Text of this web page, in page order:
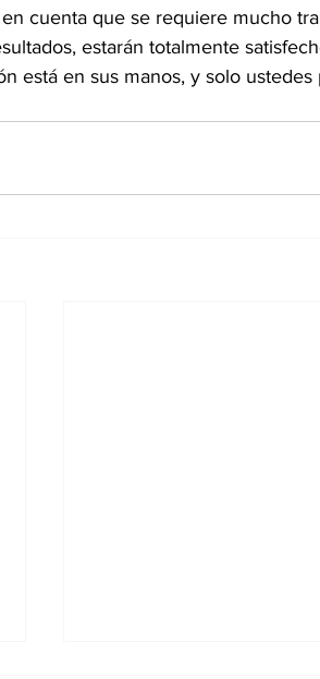
cuenta que se requiere mucho
estarán totalmente
está en sus manos, y solo